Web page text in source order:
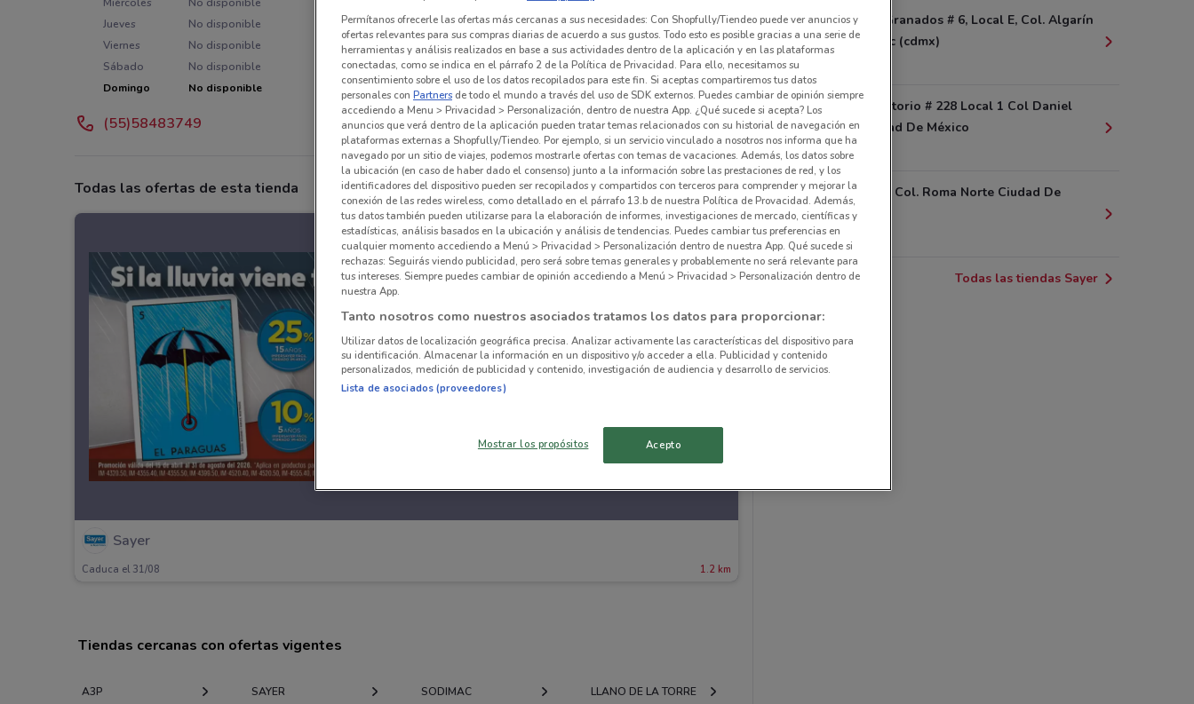
Jueves
No disponible
Viernes
No disponible
Sábado
No disponible
Domingo
No disponible
(55)58483749
Todas las ofertas de esta tienda
Sayer
Caduca el 31/08 1.2 km
Enrique F. Granados # 6, Local E, Col. Algarín
Cuauhtémoc (cdmx)
Av. Observatorio # 228 Local 1 Col Daniel
Garza Ciudad De México
3 km
Puebla # 45 Col. Roma Norte Ciudad De
México
3 km
Todas las tiendas Sayer
Tiendas cercanas con ofertas vigentes
A3P SAYER
SODIMAC
LLANO DE LA TORRE
Permítanos ofrecerle las ofertas más cercanas a sus necesidades: Con Shopfully/Tiendeo puede ver anuncios y
ofertas relevantes para sus compras diarias de acuerdo a sus gustos. Todo esto es posible gracias a una serie de
herramientas y análisis realizados en base a sus actividades dentro de la aplicación y en las plataformas
conectadas, como se indica en el párrafo 2 de la Política de Privacidad. Para ello, necesitamos su
consentimiento sobre el uso de los datos recopilados para este fin. Si aceptas compartiremos tus datos
personales con Partners de todo el mundo a través del uso de SDK externos. Puedes cambiar de opinión siempre
accediendo a Menu > Privacidad > Personalización, dentro de nuestra App. ¿Qué sucede si acepta? Los
anuncios que verá dentro de la aplicación pueden tratar temas relacionados con su historial de navegación en
plataformas externas a Shopfully/Tiendeo. Por ejemplo, si un servicio vinculado a nosotros nos informa que ha
navegado por un sitio de viajes, podemos mostrarle ofertas con temas de vacaciones. Además, los datos sobre
la ubicación (en caso de haber dado el consenso) junto a la información sobre las prestaciones de red, y los
identificadores del dispositivo pueden ser recopilados y compartidos con terceros para comprender y mejorar la
conexión de las redes wireless, como detallado en el párrafo 13.b de nuestra Política de Provacidad. Además,
tus datos también pueden utilizarse para la elaboración de informes, investigaciones de mercado, científicas y
estadísticas, análisis basados en la ubicación y análisis de tendencias. Puedes cambiar tus preferencias en
cualquier momento accediendo a Menú > Privacidad > Personalización dentro de nuestra App. Qué sucede si
rechazas: Seguirás viendo publicidad, pero será sobre temas generales y probablemente no será relevante para
tus intereses. Siempre puedes cambiar de opinión accediendo a Menú > Privacidad > Personalización dentro de
nuestra App.
Tanto nosotros como nuestros asociados tratamos los datos para proporcionar:
Utilizar datos de localización geográfica precisa. Analizar activamente las características del dispositivo para
su identificación. Almacenar la información en un dispositivo y/o acceder a ella. Publicidad y contenido
personalizados, medición de publicidad y contenido, investigación de audiencia y desarrollo de servicios.
Lista de asociados (proveedores)
Mostrar los propósitos Acepto